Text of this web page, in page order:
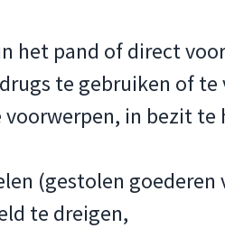
het pand of direct
te gebruiken of te
in bezit te
(gestolen goederen
te dreigen,